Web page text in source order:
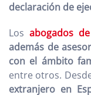
declaración de
Los abogados de
además de
con el ámbito
entre otros.
extranjero en